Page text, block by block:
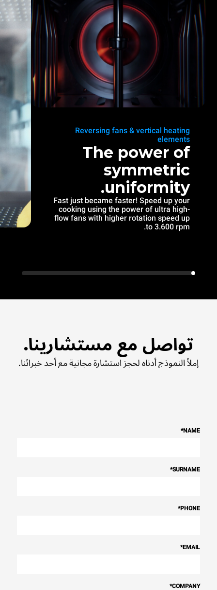
Reversing fans & vertical heating
elements
The power of
symmetric
uniformity.
Fast just became faster! Speed up your
cooking using the power of ultra high-
flow fans with higher rotation speed up
to 3.600 rpm.
تواصل مع مستشارينا.
إملأ النموذج أدناه لحجز استشارة مجانية مع أحد خبرائنا.
NAME
*
SURNAME
*
PHONE
*
EMAIL
*
COMPANY
*